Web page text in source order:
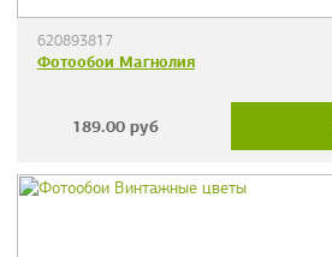
620893817
Фотообои Магнолия
189.00 руб